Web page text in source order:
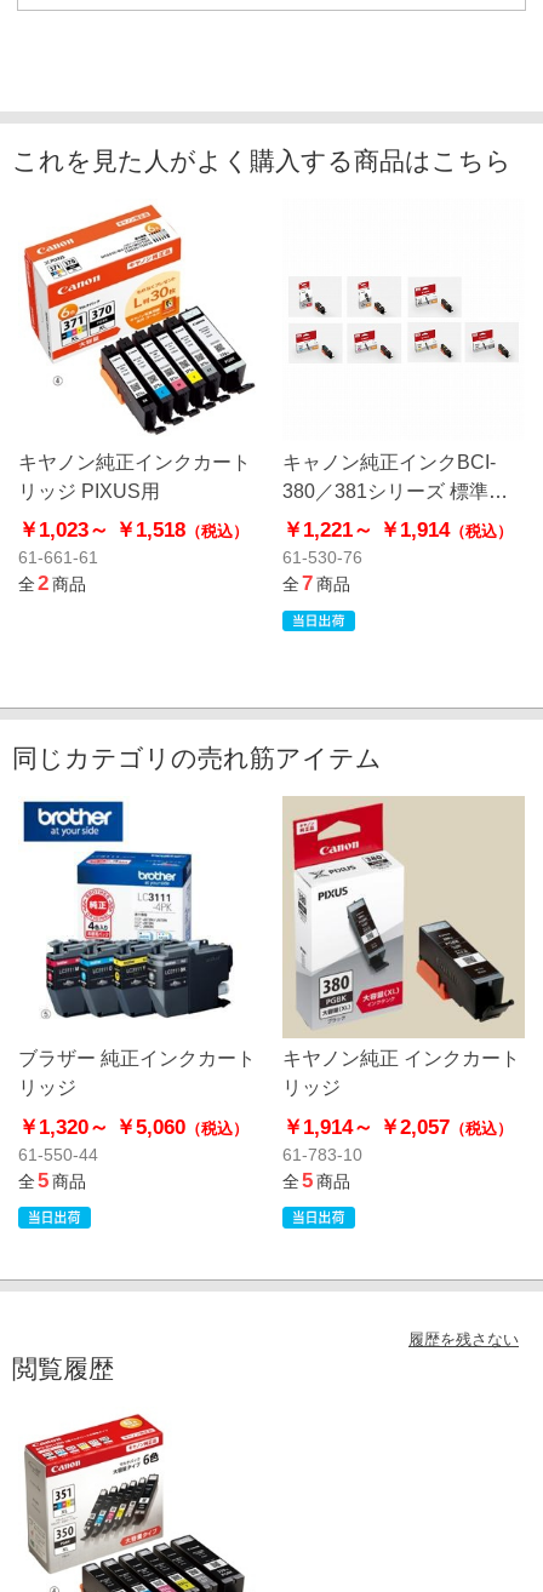
これを見た人がよく購入する商品はこちら
キヤノン純正インクカート
リッジ PIXUS用
￥1,023～ ￥1,518 （税込）
61-661-61
全2商品
キャノン純正インクBCI-
380／381シリーズ 標準容
量
￥1,221～ ￥1,914（税込）
61-530-76
全7商品
同じカテゴリの売れ筋アイテム
ブラザー 純正インクカート
リッジ
￥1,320～ ￥5,060 （税込）
61-550-44
全5商品
キヤノン純正 インクカート
リッジ
￥1,914～ ￥2,057（税込）
61-783-10
全5商品
履歴を残さない
閲覧履歴